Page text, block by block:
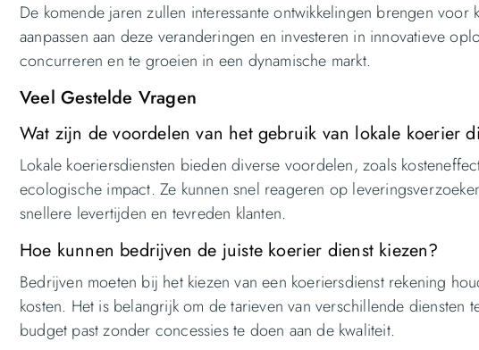
De komende jaren zullen interessante ontwikkelingen brengen
aanpassen aan deze veranderingen en investeren in innovatieve
concurreren en te groeien in een dynamische markt.
Veel Gestelde Vragen
Wat zijn de voordelen van het gebruik van lokale koerier
Lokale koeriersdiensten bieden diverse voordelen, zoals
ecologische impact. Ze kunnen snel reageren op
snellere levertijden en tevreden klanten.
Hoe kunnen bedrijven de juiste koerier dienst kiezen?
Bedrijven moeten bij het kiezen van een koeriersdienst rekening
kosten. Het is belangrijk om de tarieven van verschillende diensten
budget past zonder concessies te doen aan de kwaliteit.